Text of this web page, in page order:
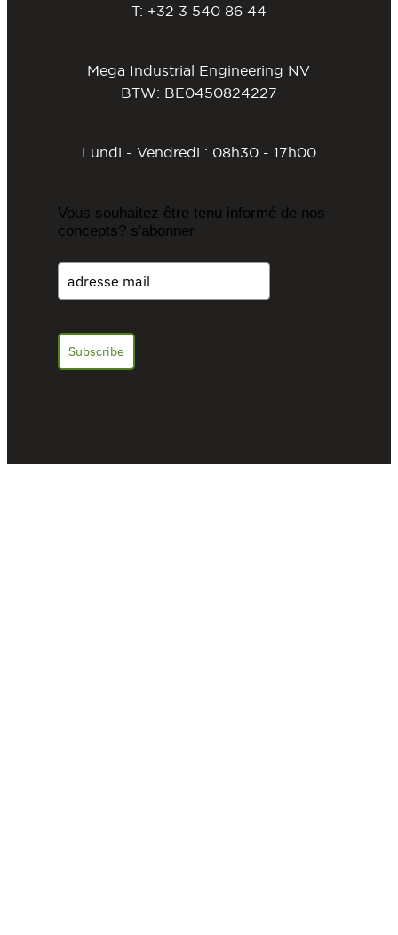
T: +32 3 540 86 44
Mega Industrial Engineering NV
BTW: BE0450824227
Lundi - Vendredi : 08h30 - 17h00
Vous souhaitez être tenu informé de nos
concepts? s'abonner
Subscribe